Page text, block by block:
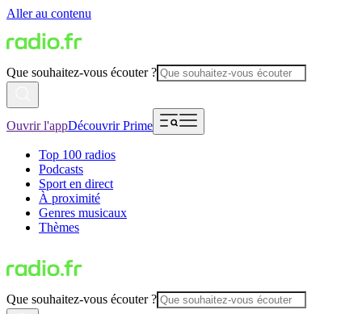
Aller au contenu
Que souhaitez-vous écouter ?
Ouvrir l'appDécouvrir Prime
Top 100 radios
Podcasts
Sport en direct
À proximité
Genres musicaux
Thèmes
Que souhaitez-vous écouter ?